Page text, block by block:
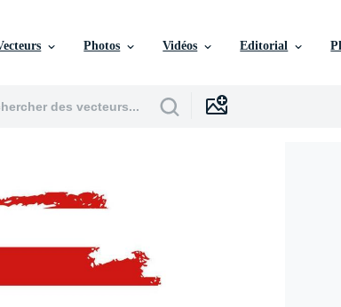
Photos Vidéos Editorial